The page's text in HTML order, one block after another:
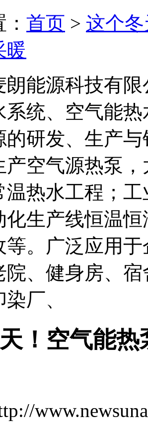
首页 > 这个
暖
朗能源科技有
系统、空气能
的研发、生产
产空气源热泵
温热水工程；
化生产线恒温
等。广泛应用
院、健身房、
厂、
！空气能